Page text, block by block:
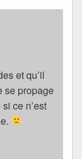
et qu’il
se propage
ce n’est